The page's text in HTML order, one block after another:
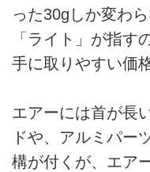
った30gしか変わ
「ライト」が指す
手に取りやすい価
エアーには首が長
ドや、アルミパー
構が付くが、エア